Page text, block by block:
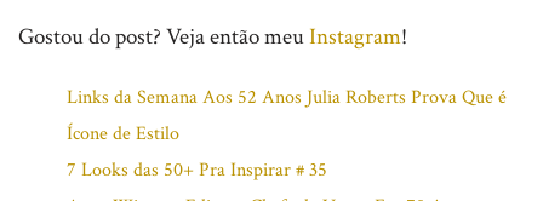
Gostou do post? Veja então meuInstagram!
Links da Semana Aos 52 Anos Julia Roberts Prova Que é
Ícone de Estilo
7 Looks das 50+ Pra Inspirar # 35